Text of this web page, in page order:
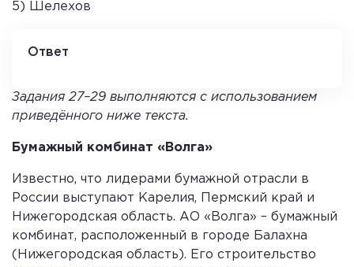
5) Шелехов
Ответ
Задания 27–29 выполняются с использованием
приведённого ниже текста.
Бумажный комбинат «Волга»
Известно, что лидерами бумажной отрасли в
России выступают Карелия, Пермский край и
Нижегородская область. АО «Волга» – бумажный
комбинат, расположенный в городе Балахна
(Нижегородская область). Его строительство